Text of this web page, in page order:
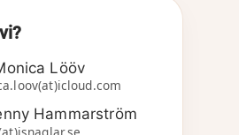
Lööv
Hammarström